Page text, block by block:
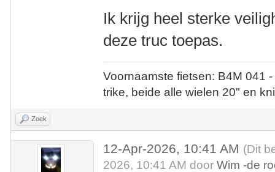
Ik krijg heel sterke
deze truc toepas.
Voornaamste fietsen: B4M
trike, beide alle wielen 20" en
Zoek
12-Apr-2026, 10:41 AM (Dit
2026, 10:41 AM doorWim -de